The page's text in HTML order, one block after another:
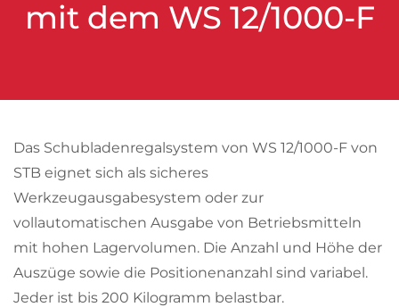
mit dem WS 12/1000-F
Das Schubladenregalsystem von WS 12/1000-F von
STB eignet sich als sicheres
Werkzeugausgabesystem oder zur
vollautomatischen Ausgabe von Betriebsmitteln
mit hohen Lagervolumen. Die Anzahl und Höhe der
Auszüge sowie die Positionenanzahl sind variabel.
Jeder ist bis 200 Kilogramm belastbar.